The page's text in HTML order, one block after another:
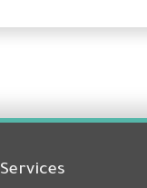
Services